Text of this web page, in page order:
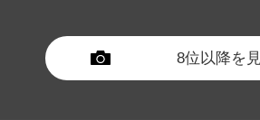
8位以降を